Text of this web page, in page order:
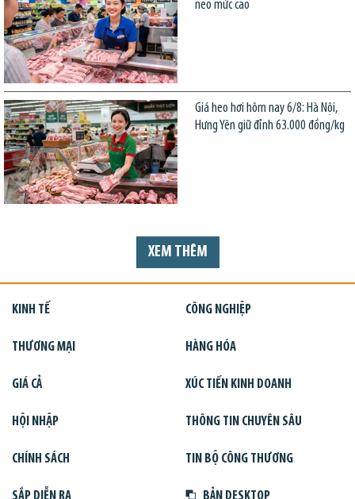
neo mức cao
Giá heo hơi hôm nay 6/8: Hà Nội,
Hưng Yên giữ đỉnh 63.000 đồng/kg
XEM THÊM
KINH TẾ CÔNG NGHIỆP
THƯƠNG MẠI HÀNG HÓA
GIÁ CẢ XÚC TIẾN KINH DOANH
HỘI NHẬP THÔNG TIN CHUYÊN SÂU
CHÍNH SÁCH TIN BỘ CÔNG THƯƠNG